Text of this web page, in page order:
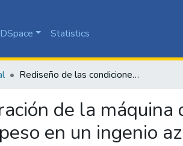
Statistics
Rediseño de las condiciones de operación de la máquina dosificadora para el cumplimiento de los estándares de peso en un ingenio azucarero
de la
en un ingenio